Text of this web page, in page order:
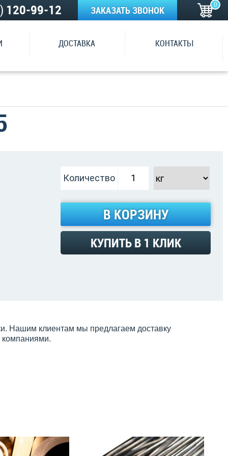
120-99-12 0
ЗАКАЗАТЬ ЗВОНОК
ДОСТАВКА КОНТАКТЫ
Количество
В КОРЗИНУ
КУПИТЬ В 1 КЛИК
Нашим клиентам мы предлагаем доставку
компаниями.